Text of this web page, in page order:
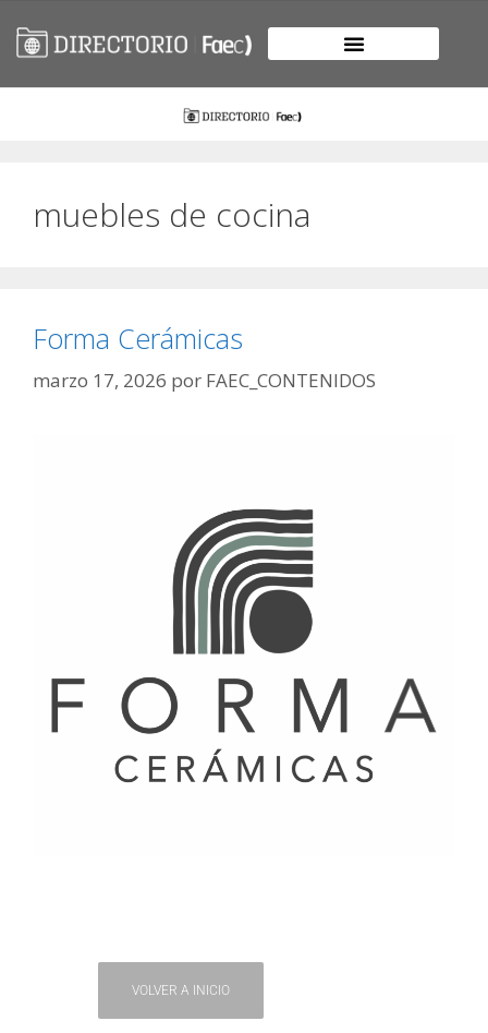
muebles de cocina
Forma Cerámicas
marzo 17, 2026 por FAEC_CONTENIDOS
VOLVER A INICIO